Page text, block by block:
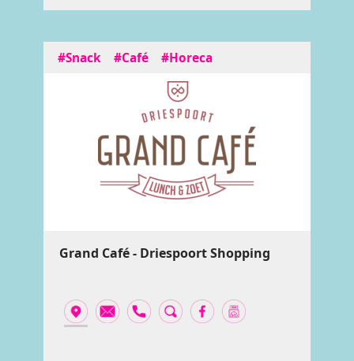
#Snack #Café #Horeca
Grand Café - Driespoort Shopping